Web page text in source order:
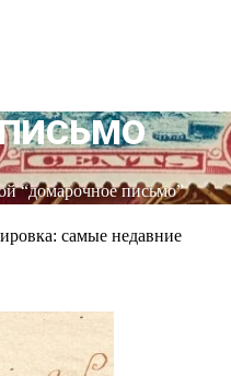
“домарочное письмо”
самые недавние